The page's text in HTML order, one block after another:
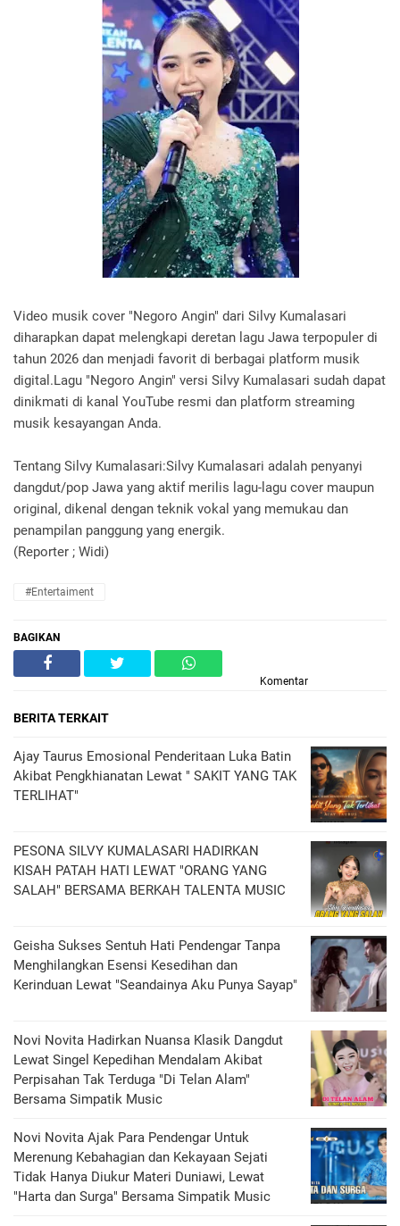
Video musik cover "Negoro Angin" dari Silvy Kumalasari
diharapkan dapat melengkapi deretan lagu Jawa terpopuler di
tahun 2026 dan menjadi favorit di berbagai platform musik
digital.Lagu "Negoro Angin" versi Silvy Kumalasari sudah dapat
dinikmati di kanal YouTube resmi dan platform streaming
musik kesayangan Anda.
Tentang Silvy Kumalasari:Silvy Kumalasari adalah penyanyi
dangdut/pop Jawa yang aktif merilis lagu-lagu cover maupun
original, dikenal dengan teknik vokal yang memukau dan
penampilan panggung yang energik.
(Reporter ; Widi)
#Entertaiment
BAGIKAN
Komentar
BERITA TERKAIT
Ajay Taurus Emosional Penderitaan Luka Batin
Akibat Pengkhianatan Lewat " SAKIT YANG TAK
TERLIHAT"
PESONA SILVY KUMALASARI HADIRKAN
KISAH PATAH HATI LEWAT "ORANG YANG
SALAH" BERSAMA BERKAH TALENTA MUSIC
Geisha Sukses Sentuh Hati Pendengar Tanpa
Menghilangkan Esensi Kesedihan dan
Kerinduan Lewat "Seandainya Aku Punya Sayap"
Novi Novita Hadirkan Nuansa Klasik Dangdut
Lewat Singel Kepedihan Mendalam Akibat
Perpisahan Tak Terduga "Di Telan Alam"
Bersama Simpatik Music
Novi Novita Ajak Para Pendengar Untuk
Merenung Kebahagian dan Kekayaan Sejati
Tidak Hanya Diukur Materi Duniawi, Lewat
"Harta dan Surga" Bersama Simpatik Music